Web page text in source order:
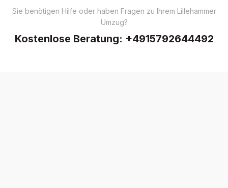
Sie benötigen Hilfe oder haben Fragen zu Ihrem Lillehammer
Umzug?
Kostenlose Beratung: +4915792644492